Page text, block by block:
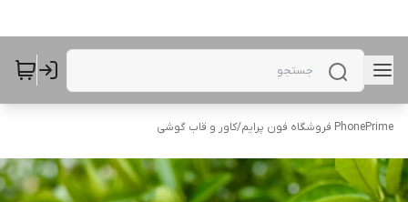
PhonePrime فروشگاه فون پرایم /کاور و قاب گوشی